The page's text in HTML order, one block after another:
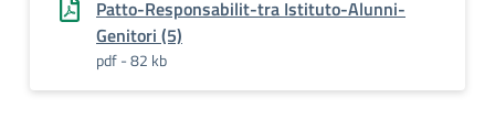
Patto-Responsabilit-tra Istituto-Alunni-
Genitori (5)
pdf - 82 kb